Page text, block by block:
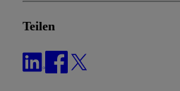
Teilen